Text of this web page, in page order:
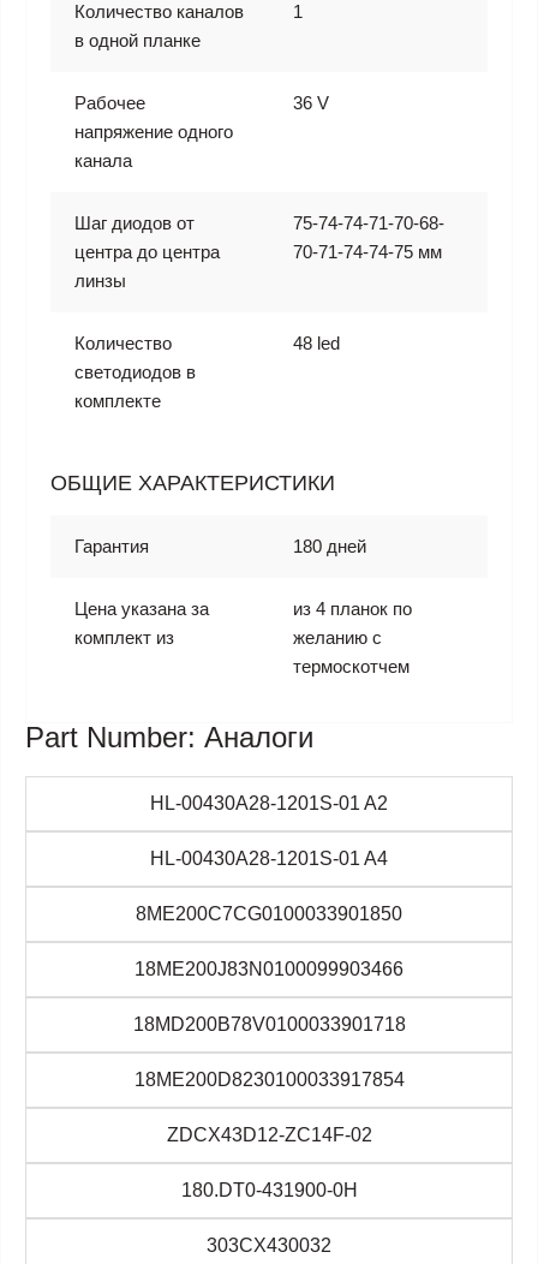
Количество каналов
в одной планке
1
Рабочее
напряжение одного
канала
36 V
Шаг диодов от
центра до центра
линзы
75-74-74-71-70-68-
70-71-74-74-75 мм
Количество
светодиодов в
комплекте
48 led
ОБЩИЕ ХАРАКТЕРИСТИКИ
Гарантия 180 дней
Цена указана за
комплект из
из 4 планок по
желанию с
термоскотчем
Part Number: Аналоги
HL-00430A28-1201S-01 A2
HL-00430A28-1201S-01 A4
8ME200C7CG0100033901850
18ME200J83N0100099903466
18MD200B78V0100033901718
18ME200D8230100033917854
ZDCX43D12-ZC14F-02
180.DT0-431900-0H
303CX430032